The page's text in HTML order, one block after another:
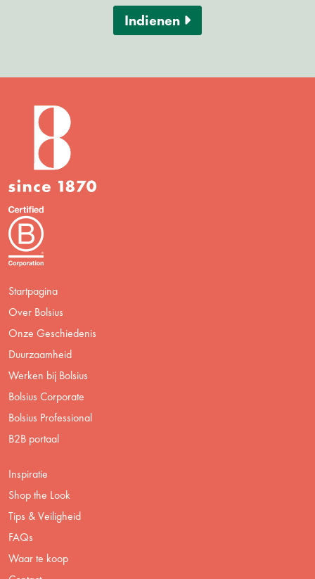
Indienen
Startpagina
Over Bolsius
Onze Geschiedenis
Duurzaamheid
Werken bij Bolsius
Bolsius Corporate
Bolsius Professional
B2B portaal
Inspiratie
Shop the Look
Tips & Veiligheid
FAQs
Waar te koop